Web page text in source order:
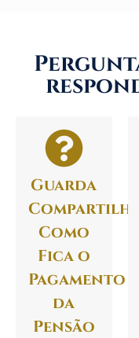
Guarda
Como
Fica o
Pagamento
da
Pensão